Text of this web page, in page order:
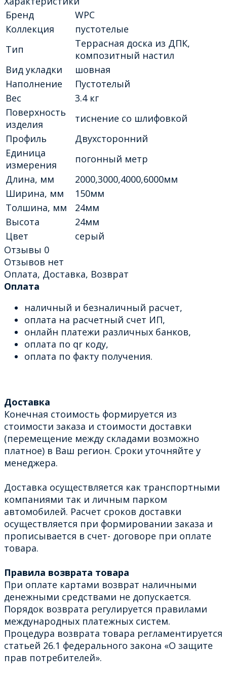
Бренд
WPC
Коллекция
пустотелые
Тип
Террасная доска из ДПК,
композитный настил
Вид укладки
шовная
Наполнение
Пустотелый
Вес
3.4 кг
Поверхность
изделия
тиснение со шлифовкой
Профиль
Двухсторонний
Единица
измерения
погонный метр
Длина, мм
2000,3000,4000,6000мм
Ширина, мм
150мм
Толшина, мм
24мм
Высота
24мм
Цвет
серый
Отзывы 0
Отзывов нет
Оплата, Доставка, Возврат
Оплата
наличный и безналичный расчет,
оплата на расчетный счет ИП,
онлайн платежи различных банков,
оплата по qr коду,
оплата по факту получения.
Доставка
Конечная стоимость формируется из
стоимости заказа и стоимости доставки
(перемещение между складами возможно
платное) в Ваш регион. Сроки уточняйте у
менеджера.
Доставка осуществляется как транспортными
компаниями так и личным парком
автомобилей. Расчет сроков доставки
осуществляется при формировании заказа и
прописывается в счет- договоре при оплате
товара.
Правила возврата товара
При оплате картами возврат наличными
денежными средствами не допускается.
Порядок возврата регулируется правилами
международных платежных систем.
Процедура возврата товара регламентируется
статьей 26.1 федерального закона «О защите
прав потребителей».